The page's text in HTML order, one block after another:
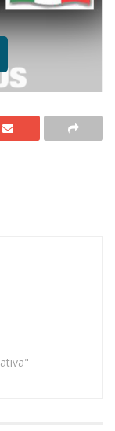
a un punto
grupo de
ojo en